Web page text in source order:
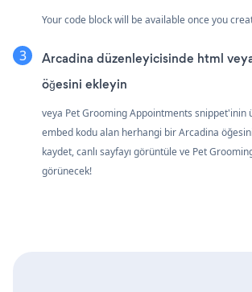
Your code block will be available once you
Arcadina düzenleyicisinde html
öğesini ekleyin
veya Pet Grooming Appointments snippet'inin
embed kodu alan herhangi bir Arcadina
kaydet, canlı sayfayı görüntüle ve Pet
görünecek!